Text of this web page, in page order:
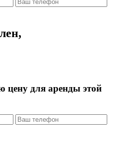
цену для аренды этой